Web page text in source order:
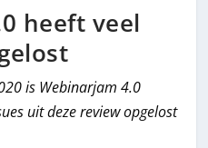
heeft veel
is Webinarjam 4.0
uit deze review opgelost